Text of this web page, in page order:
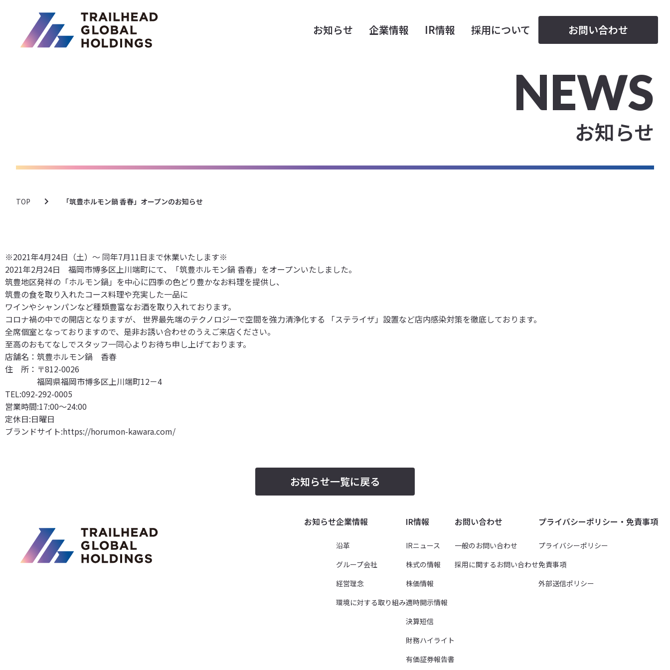
お知らせ 企業情報 IR情報 採用について お問い合わせ
NEWS
お知らせ
TOP 「筑豊ホルモン鍋 香春」オープンのお知らせ
※2021年4月24日（土）～ 同年7月11日まで休業いたします※
2021年2月24日 福岡市博多区上川端町にて、「筑豊ホルモン鍋 香春」をオープンいたしました。
筑豊地区発祥の「ホルモン鍋」を中心に四季の色どり豊かなお料理を提供し、
筑豊の食を取り入れたコース料理や充実した一品に
ワインやシャンパンなど種類豊富なお酒を取り入れております。
コロナ禍の中での開店となりますが、 世界最先端のテクノロジーで空間を強力清浄化する 「ステライザ」設置など店内感染対策を徹底しております。
全席個室となっておりますので、是非お誘い合わせのうえご来店ください。
至高のおもてなしでスタッフ一同心よりお待ち申し上げております。
店舗名：筑豊ホルモン鍋 香春
住 所：〒812-0026
福岡県福岡市博多区上川端町12－4
TEL:092-292-0005
営業時間:17:00～24:00
定休日:日曜日
ブランドサイト:https://horumon-kawara.com/
お知らせ一覧に戻る
お知らせ企業情報
沿革
グループ会社
経営理念
環境に対する取り組み
IR情報
IRニュース
株式の情報
株価情報
適時開示情報
決算短信
財務ハイライト
有価証券報告書
お問い合わせ
一般のお問い合わせ
採用に関するお問い合わせ
プライバシーポリシー・免責事項
プライバシーポリシー
免責事項
外部送信ポリシー